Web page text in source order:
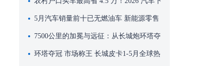
乡补贴全攻略
5月汽车销量前十已无燃油车 新能源零售
渗透率62.9%
7500公里的加冕与远征：从长城炮环塔夺
冠，看中国皮卡向上突破的雄心
环塔夺冠 市场称王 长城皮卡1-5月全球热